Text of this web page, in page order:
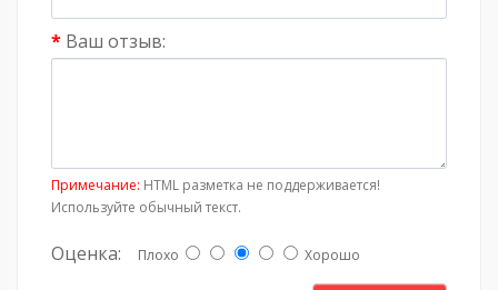
Ваш отзыв:
Примечание: HTML разметка не поддерживается!
Используйте обычный текст.
Оценка: Плохо Хорошо